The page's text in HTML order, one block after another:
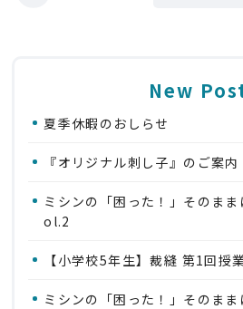
New
夏季休暇のおしらせ
『オリジナル刺し子』のご案内
ミシンの「困った！」そのま
ol.2
【小学校5年生】裁縫 第1回授
ミシンの「困った！」そのま